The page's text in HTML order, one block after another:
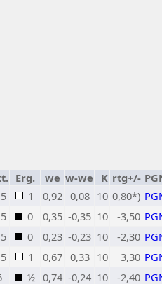
Erg. we w-we K rtg+/-
1 0,92 0,08 10 0,80*)
0 0,35 -0,35 10 -3,50
0 0,23 -0,23 10 -2,30
1 0,67 0,33 10 3,30
½ 0,74 -0,24 10 -2,40